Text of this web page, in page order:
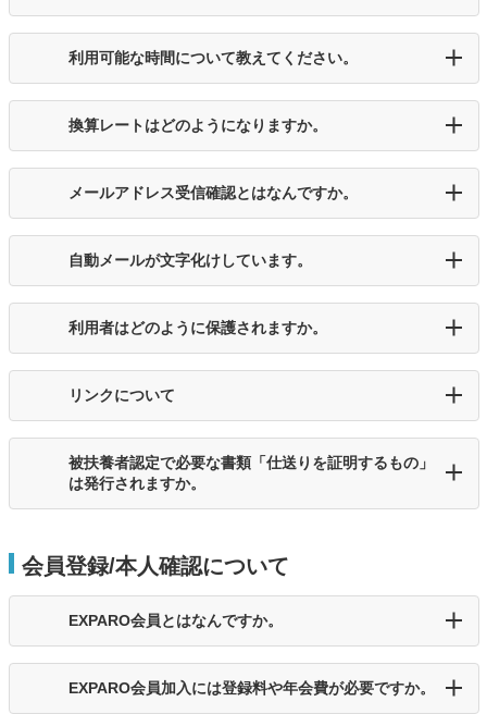
利用可能な時間について教えてください。
換算レートはどのようになりますか。
メールアドレス受信確認とはなんですか。
自動メールが文字化けしています。
利用者はどのように保護されますか。
リンクについて
被扶養者認定で必要な書類「仕送りを証明するもの」
は発行されますか。
会員登録/本人確認について
EXPARO会員とはなんですか。
EXPARO会員加入には登録料や年会費が必要ですか。